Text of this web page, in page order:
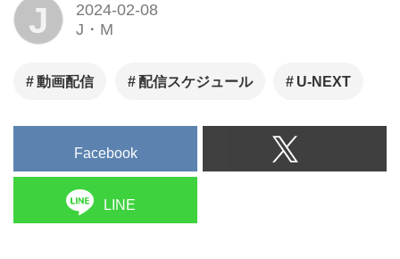
J
2024-02-08
J・M
動画配信 配信スケジュール U-NEXT
Facebook
LINE